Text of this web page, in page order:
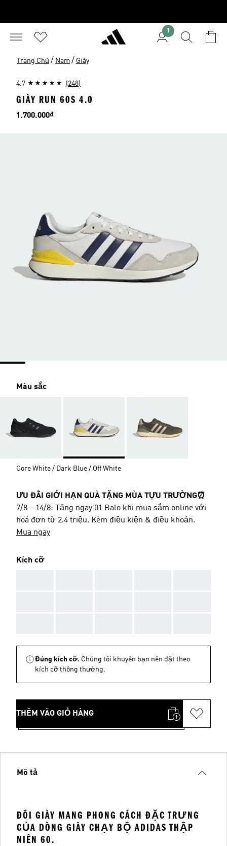
1
Trang Chủ / Nam / Giày
4.7 (248)
GIÀY RUN 60S 4.0
Giá
1.700.000₫
Màu sắc
Core White / Dark Blue / Off White
ƯU ĐÃI GIỚI HẠN QUÀ TẶNG MÙA TỰU TRƯỜNG⏰
7/8 – 14/8: Tặng ngay 01 Balo khi mua sắm online với
hoá đơn từ 2.4 triệu. Kèm điều kiện & điều khoản.
Mua ngay
Kích cỡ
Đúng kích cỡ. Chúng tôi khuyên bạn nên đặt theo
kích cỡ thông thường.
THÊM VÀO GIỎ HÀNG
Mô tả
ĐÔI GIÀY MANG PHONG CÁCH ĐẶC TRƯNG
CỦA DÒNG GIÀY CHẠY BỘ ADIDAS THẬP
NIÊN 60.